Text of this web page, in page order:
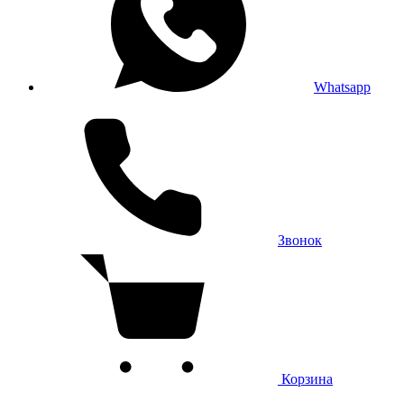
Whatsapp
Звонок
Корзина